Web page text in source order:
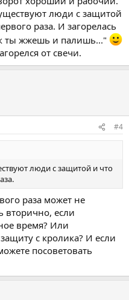
люди с защитой
раза. И загорелась
ты жжешь и палишь..."
от свечи.
#4
люди с защитой и что
раза может не
вторично, если
время? Или
с кролика? И если
посоветовать